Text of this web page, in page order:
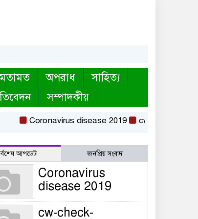
মতামত অপরাধ
সাহিত্য
সম্পাদকীয়
Coronavirus disease 2019 cw-check-https://
আপডেট জনপ্রিয় সংবাদ
Coronavirus
disease 2019
cw-check-